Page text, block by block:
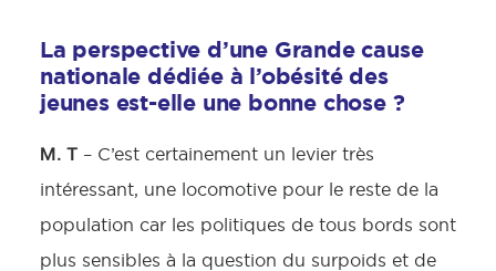
La perspective d’une Grande cause
nationale dédiée à l’obésité des
jeunes est-elle une bonne chose ?
M. T – C’est certainement un levier très
intéressant, une locomotive pour le reste de la
population car les politiques de tous bords sont
plus sensibles à la question du surpoids et de